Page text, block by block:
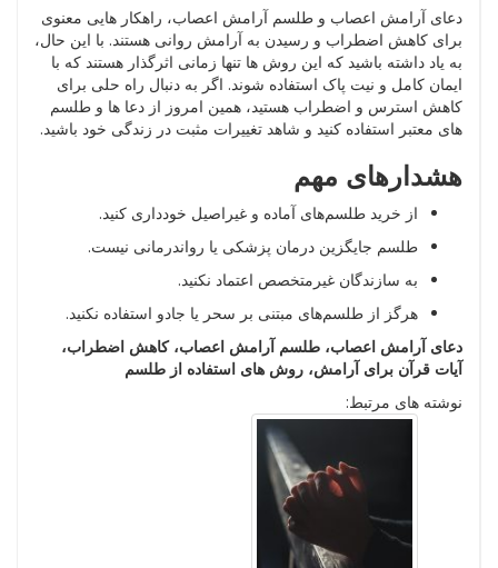
دعای آرامش اعصاب و طلسم آرامش اعصاب، راهکار هایی معنوی
برای کاهش اضطراب و رسیدن به آرامش روانی هستند. با این حال،
به یاد داشته باشید که این روش ها تنها زمانی اثرگذار هستند که با
ایمان کامل و نیت پاک استفاده شوند. اگر به دنبال راه حلی برای
کاهش استرس و اضطراب هستید، همین امروز از دعا ها و طلسم
های معتبر استفاده کنید و شاهد تغییرات مثبت در زندگی خود باشید.
هشدارهای مهم
از خرید طلسم‌های آماده و غیراصیل خودداری کنید.
طلسم جایگزین درمان پزشکی یا رواندرمانی نیست.
به سازندگان غیرمتخصص اعتماد نکنید.
هرگز از طلسم‌های مبتنی بر سحر یا جادو استفاده نکنید.
دعای آرامش اعصاب، طلسم آرامش اعصاب، کاهش اضطراب،
آیات قرآن برای آرامش، روش های استفاده از طلسم
نوشته های مرتبط: